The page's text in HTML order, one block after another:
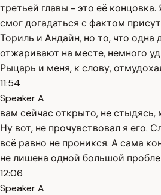
третьей главы - это её концовка.
смог догадаться с фактом
Ториль и Андайн, но то, что одна
отжаривают на месте, немного
Рыцарь и меня, к слову,
11:54
Speaker A
вам сейчас открыто, не стыдясь,
Ну вот, не прочувствовал я его.
всё равно не проникся. А сама
не лишена одной большой
12:06
Speaker A